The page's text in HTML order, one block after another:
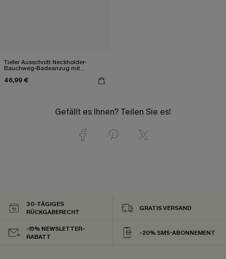
Tiefer Ausschnitt Neckholder-
Bauchweg-Badeanzug mit
46,99 €
Gefällt es Ihnen? Teilen Sie es!
30-TÄGIGES
RÜCKGABERECHT
GRATIS VERSAND
-15% NEWSLETTER-
RABATT
-20% SMS-ABONNEMENT